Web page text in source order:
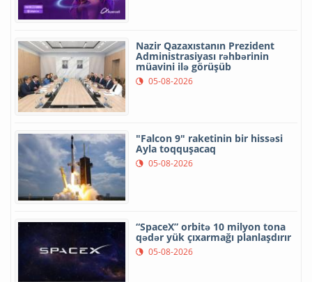
Nazir Qazaxıstanın Prezident
Administrasiyası rəhbərinin
müavini ilə görüşüb
05-08-2026
"Falcon 9" raketinin bir hissəsi
Ayla toqquşacaq
05-08-2026
“SpaceX” orbitə 10 milyon tona
qədər yük çıxarmağı planlaşdırır
05-08-2026